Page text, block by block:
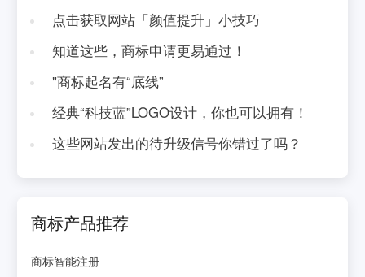
点击获取网站「颜值提升」小技巧
知道这些，商标申请更易通过！
"商标起名有“底线”
经典“科技蓝”LOGO设计，你也可以拥有！
这些网站发出的待升级信号你错过了吗？
商标产品推荐
商标智能注册